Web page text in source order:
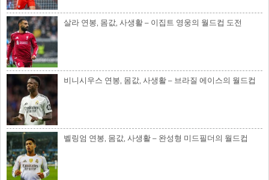
살라 연봉, 몸값, 사생활 – 이집트 영웅의 월드컵 도전
비니시우스 연봉, 몸값, 사생활 – 브라질 에이스의 월드컵
벨링엄 연봉, 몸값, 사생활 – 완성형 미드필더의 월드컵